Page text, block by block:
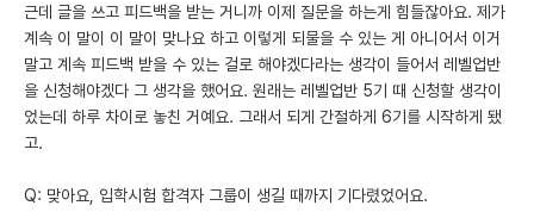
근데 글을 쓰고 피드백을 받는 거니까 이제 질문을 하는게 힘들잖아요. 제가
계속 이 말이 이 말이 맞나요 하고 이렇게 되물을 수 있는 게 아니어서 이거
말고 계속 피드백 받을 수 있는 걸로 해야겠다라는 생각이 들어서 레벨업반
을 신청해야겠다 그 생각을 했어요. 원래는 레벨업반 5기 때 신청할 생각이
었는데 하루 차이로 놓친 거예요. 그래서 되게 간절하게 6기를 시작하게 됐
고.
Q: 맞아요, 입학시험 합격자 그룹이 생길 때까지 기다렸었어요.